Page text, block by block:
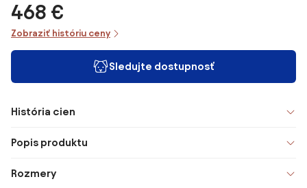
468 €
Zobraziť históriu ceny
Sledujte dostupnosť
História cien
Popis produktu
Rozmery